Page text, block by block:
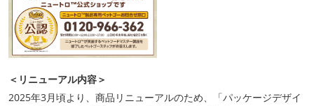
＜リニューアル内容＞
2025年3月頃より、商品リニューアルのため、「パッケージデザイ